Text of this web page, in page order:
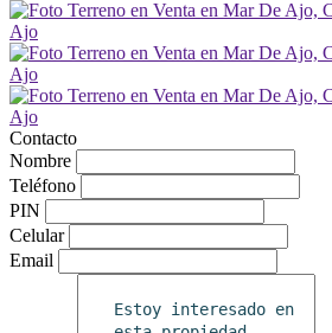
Contacto
Nombre
Teléfono
PIN
Celular
Email